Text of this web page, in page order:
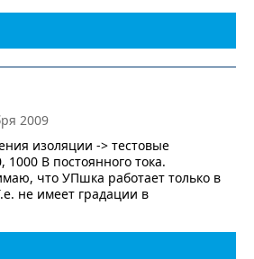
2009
изоляции -> тестовые
В постоянного тока.
что УПшка работает только в
не имеет градации в